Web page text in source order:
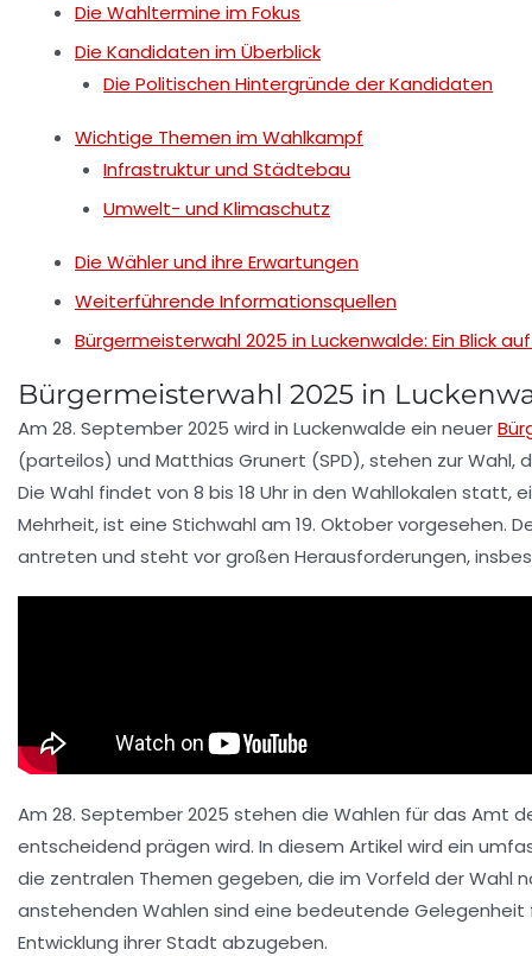
Die Wahltermine im Fokus
Die Kandidaten im Überblick
Die Politischen Hintergründe der Kandidaten
Wichtige Themen im Wahlkampf
Infrastruktur und Städtebau
Umwelt- und Klimaschutz
Die Wähler und ihre Erwartungen
Weiterführende Informationsquellen
Bürgermeisterwahl 2025 in Luckenwalde: Ein Blick
Bürgermeisterwahl 2025 in
Am 28. September 2025 wird in Luckenwalde ein neuer
(parteilos) und Matthias Grunert (SPD), stehen zur
Die Wahl findet von 8 bis 18 Uhrin den Wahllokalen statt,
Mehrheit, ist eine Stichwahl am 19. Oktobervorgesehen.
antreten und steht vor großen Herausforderungen,
Am 28. September 2025 stehen die Wahlen für das Amt
entscheidend prägen wird. In diesem Artikel wird ein
die zentralen Themen gegeben, die im Vorfeld der Wahl
anstehenden Wahlen sind eine bedeutende Gelegenheit
Entwicklung ihrer Stadt abzugeben.